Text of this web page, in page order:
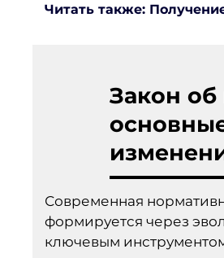
Читать также:
Закон об
Современная
формируется через
ключевым